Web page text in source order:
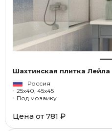
Шахтинская плитка Лейла
Россия
25x40, 45x45
Под мозаику
Цена от 781 ₽